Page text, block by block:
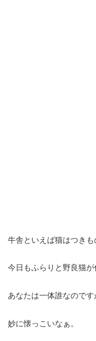
牛舎といえば猫はつきも
今日もふらりと野良猫が
あなたは一体誰なのです
妙に懐っこいなぁ。